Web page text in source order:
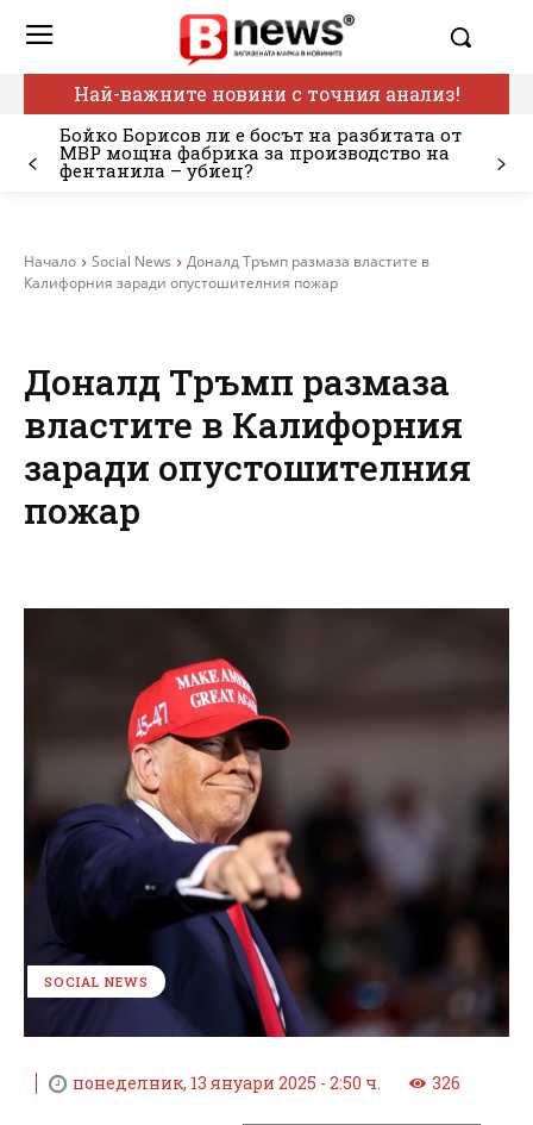
Най-важните новини с точния анализ!
Бойко Борисов ли е босът на разбитата от
МВР мощна фабрика за производство на
фентанила – убиец?
Начало Social News
Доналд Тръмп размаза властите в
Калифорния заради опустошителния пожар
Доналд Тръмп размаза
властите в Калифорния
заради опустошителния
пожар
SOCIAL NEWS
понеделник, 13 януари 2025 - 2:50 ч. 326